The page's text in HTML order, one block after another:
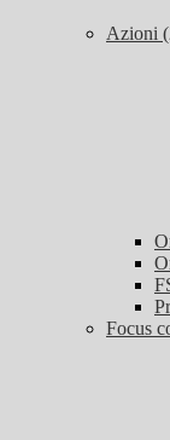
Azioni
Focus